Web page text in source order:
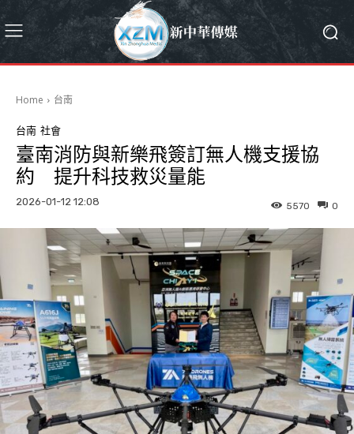
Home 台南
台南 社會
臺南消防與新樂飛簽訂無人機支援協
約 提升科技救災量能
2026-01-12 12:08 0
5570